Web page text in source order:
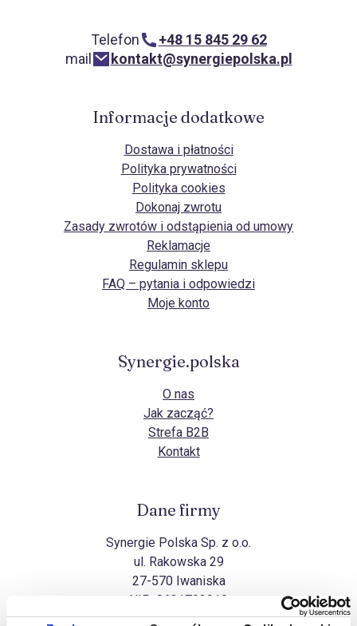
Telefon
+48 15 845 29 62
mail
kontakt@synergiepolska.pl
Informacje dodatkowe
Dostawa i płatności
Polityka prywatności
Polityka cookies
Dokonaj zwrotu
Zasady zwrotów i odstąpienia od umowy
Reklamacje
Regulamin sklepu
FAQ – pytania i odpowiedzi
Moje konto
Synergie.polska
O nas
Jak zacząć?
Strefa B2B
Kontakt
Dane firmy
Synergie Polska Sp. z o.o.
ul. Rakowska 29
27-570 Iwaniska
NIP: 8631703910